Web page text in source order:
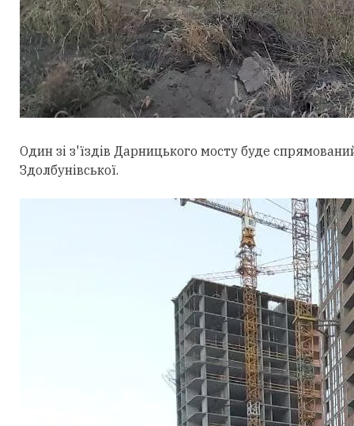
Один зі з'їздів Дарницького мосту буде
Здолбунівської.